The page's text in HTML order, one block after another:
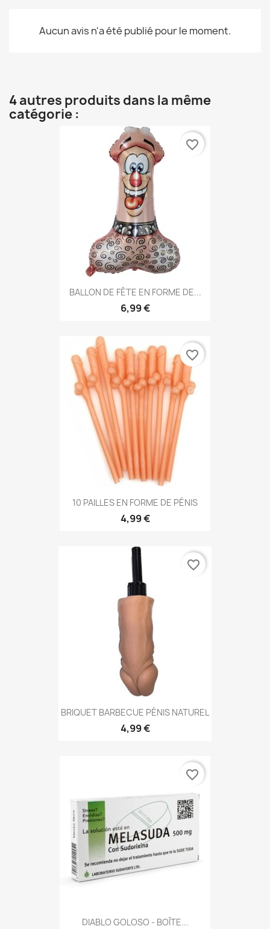
Aucun avis n'a été publié pour le moment.
4 autres produits dans la même
catégorie :
BALLON DE FÊTE EN FORME DE...
6,99 €
favorite_border
10 PAILLES EN FORME DE PÉNIS
4,99 €
favorite_border
BRIQUET BARBECUE PÉNIS NATUREL
4,99 €
favorite_border
DIABLO GOLOSO - BOÎTE...
favorite_border